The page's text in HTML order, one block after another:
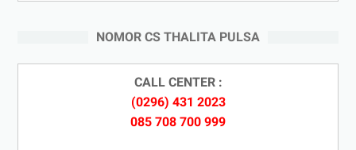
NOMOR CS THALITA PULSA
CALL CENTER :
(0296) 431 2023
085 708 700 999